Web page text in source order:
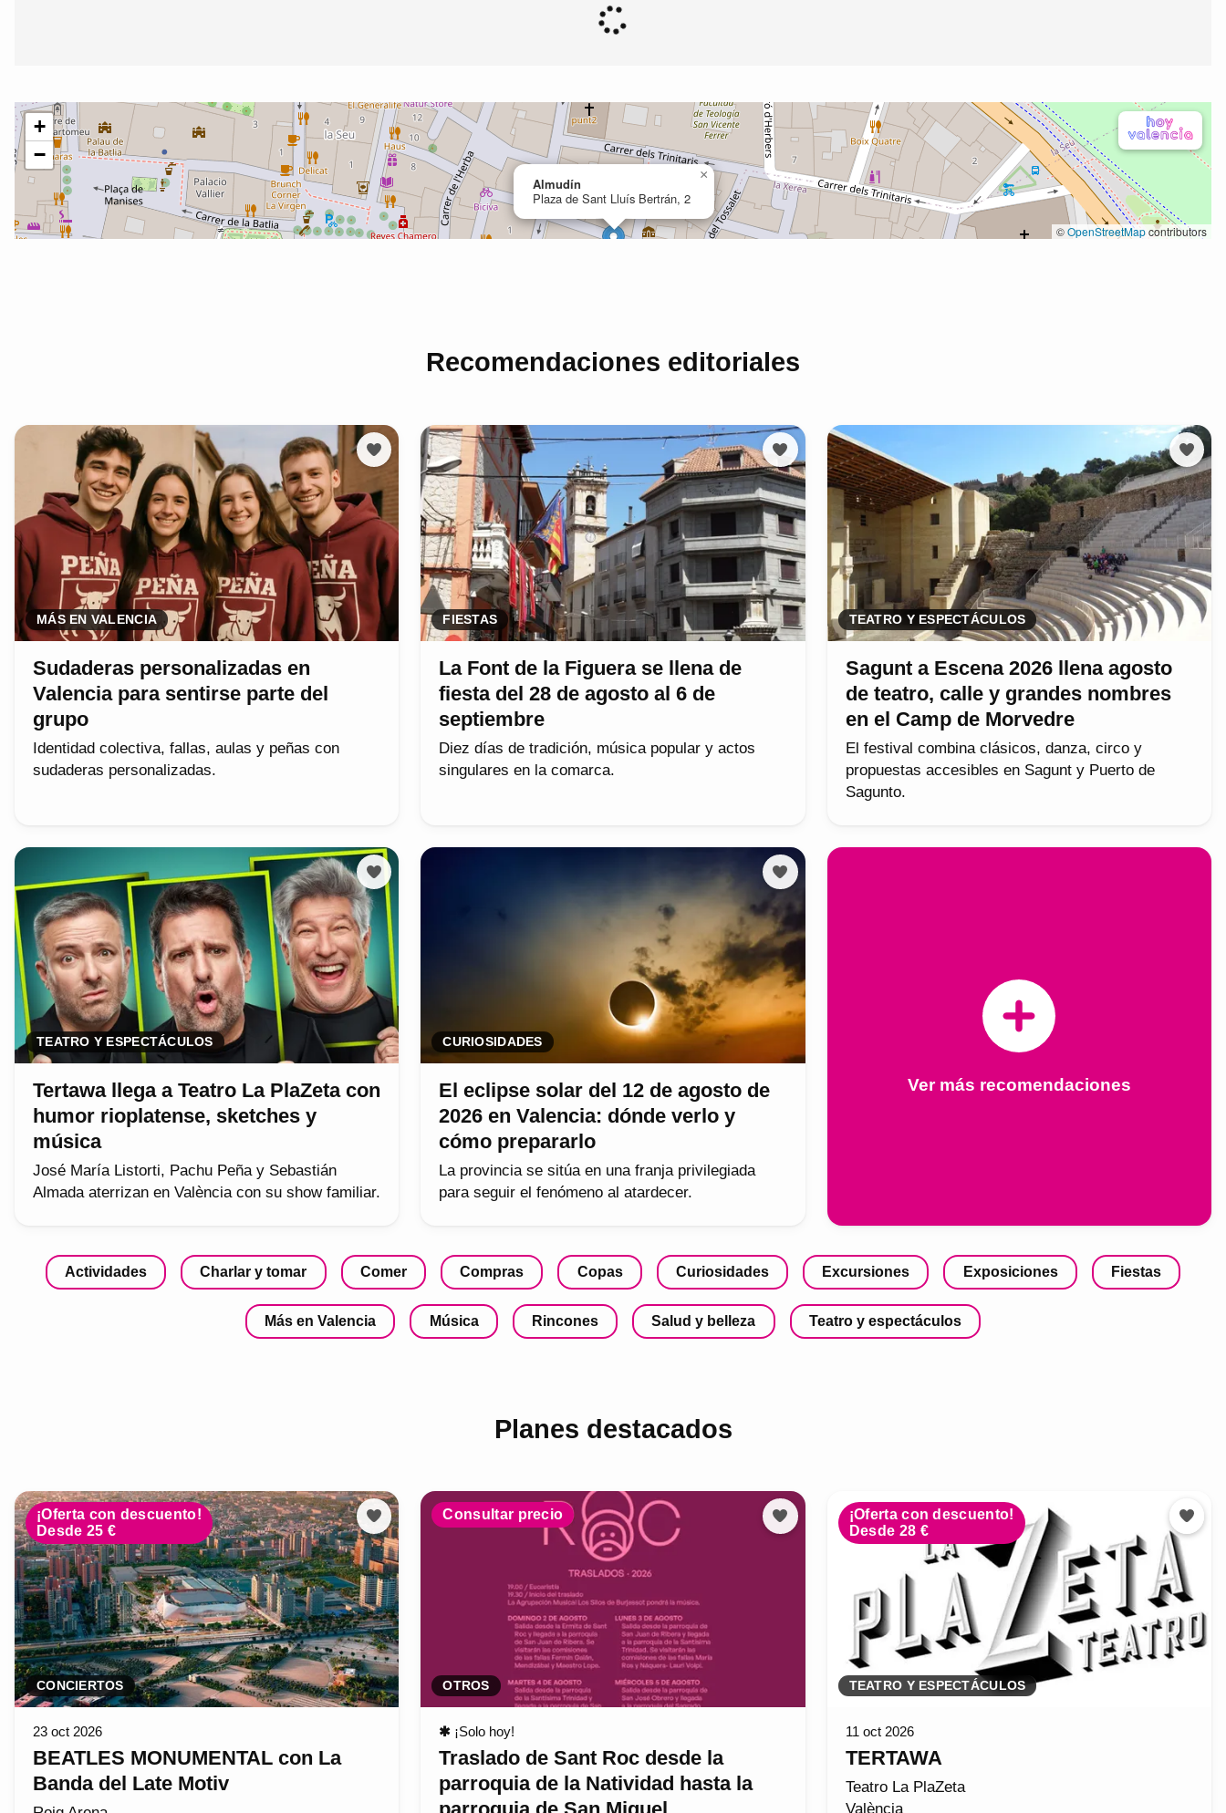
Recomendaciones editoriales
MÁS EN VALENCIA
Sudaderas personalizadas en
Valencia para sentirse parte del
grupo
Identidad colectiva, fallas, aulas y peñas con
sudaderas personalizadas.
FIESTAS
La Font de la Figuera se llena de
fiesta del 28 de agosto al 6 de
septiembre
Diez días de tradición, música popular y actos
singulares en la comarca.
TEATRO Y ESPECTÁCULOS
Sagunt a Escena 2026 llena agosto
de teatro, calle y grandes nombres
en el Camp de Morvedre
El festival combina clásicos, danza, circo y
propuestas accesibles en Sagunt y Puerto de
Sagunto.
TEATRO Y ESPECTÁCULOS
Tertawa llega a Teatro La PlaZeta con
humor rioplatense, sketches y
música
José María Listorti, Pachu Peña y Sebastián
Almada aterrizan en València con su show familiar.
CURIOSIDADES
El eclipse solar del 12 de agosto de
2026 en Valencia: dónde verlo y
cómo prepararlo
La provincia se sitúa en una franja privilegiada
para seguir el fenómeno al atardecer.
Ver más recomendaciones
Actividades Charlar y tomar Comer Compras Copas Curiosidades Excursiones Exposiciones Fiestas
Más en Valencia Música Rincones Salud y belleza Teatro y espectáculos
Planes destacados
¡Oferta con descuento!
Desde 25 €
CONCIERTOS
23 oct 2026
BEATLES MONUMENTAL con La
Banda del Late Motiv
Consultar precio
OTROS
✱ ¡Solo hoy!
Traslado de Sant Roc desde la
parroquia de la Natividad hasta la
¡Oferta con descuento!
Desde 28 €
TEATRO Y ESPECTÁCULOS
11 oct 2026
TERTAWA
Teatro La PlaZeta
València